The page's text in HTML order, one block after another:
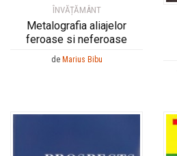
ÎNVĂȚĂMÂNT
Metalografia aliajelor
feroase si neferoase
de Marius Bibu